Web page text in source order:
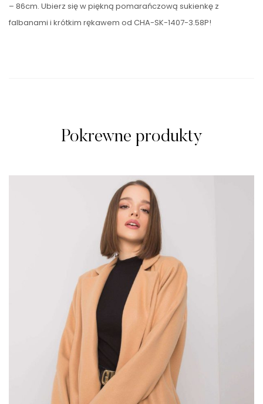
– 86cm. Ubierz się w piękną pomarańczową sukienkę z
falbanami i krótkim rękawem od CHA-SK-1407-3.58P!
Pokrewne produkty